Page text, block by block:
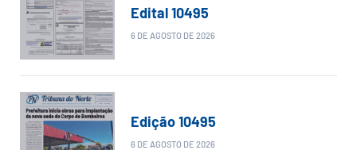
Edital 10495
6 DE AGOSTO DE 2026
Edição 10495
6 DE AGOSTO DE 2026